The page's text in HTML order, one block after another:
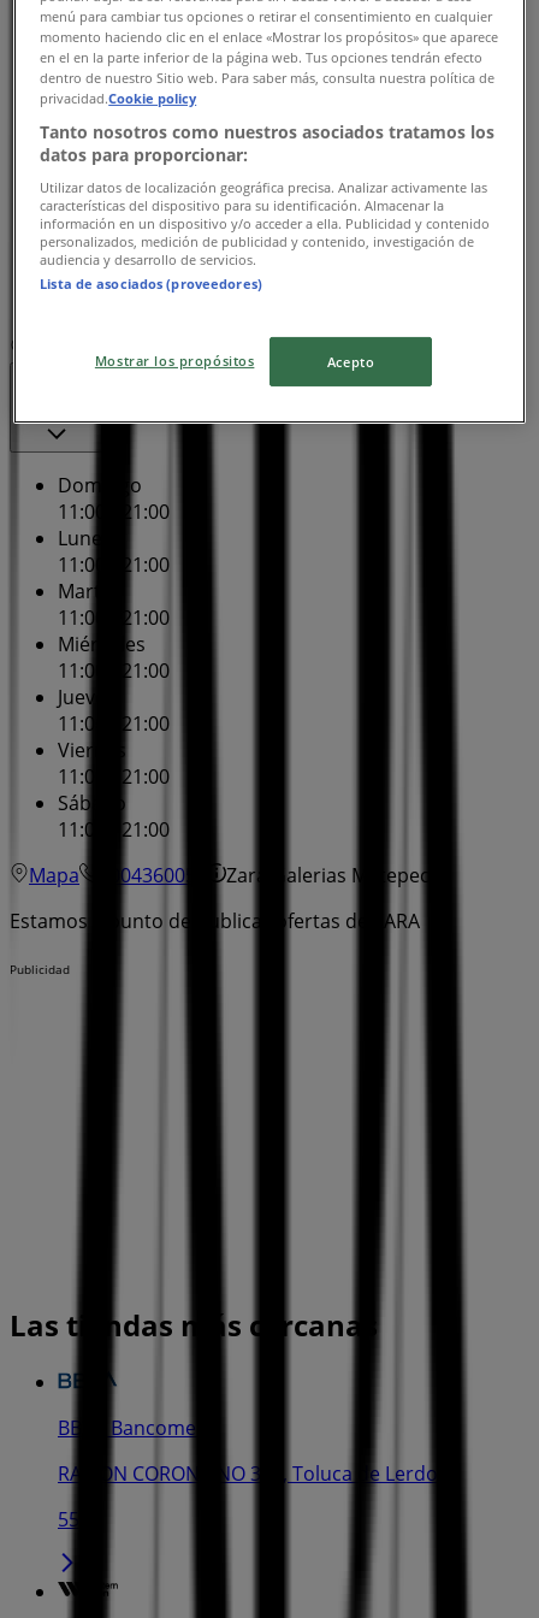
Lunes
11:00 - 21:00
Martes
11:00 - 21:00
11:00 - 21:00
Jueves
11:00 - 21:00
Viernes
11:00 - 21:00
Sábado
8004360050 Zara Galerias Metepec
Domingo
11:00 - 21:00
Lunes
11:00 - 21:00
Martes
11:00 - 21:00
Miércoles
11:00 - 21:00
Jueves
11:00 - 21:00
Viernes
11:00 - 21:00
Sábado
11:00 - 21:00
Mapa
8004360050
Zara Galerias Metepec
Estamos a punto de publicar ofertas de ZARA
Publicidad
Las tiendas más cercanas
BBVA Bancomer
RAMON CORONA NO 300, Toluca de Lerdo
55 m
menú para cambiar tus opciones o retirar el consentimiento en cualquier
momento haciendo clic en el enlace «Mostrar los propósitos» que aparece
en el en la parte inferior de la página web. Tus opciones tendrán efecto
dentro de nuestro Sitio web. Para saber más, consulta nuestra política de
privacidad.Cookie policy
Tanto nosotros como nuestros asociados tratamos los
datos para proporcionar:
Utilizar datos de localización geográfica precisa. Analizar activamente las
características del dispositivo para su identificación. Almacenar la
información en un dispositivo y/o acceder a ella. Publicidad y contenido
personalizados, medición de publicidad y contenido, investigación de
audiencia y desarrollo de servicios.
Lista de asociados (proveedores)
Mostrar los propósitos Acepto